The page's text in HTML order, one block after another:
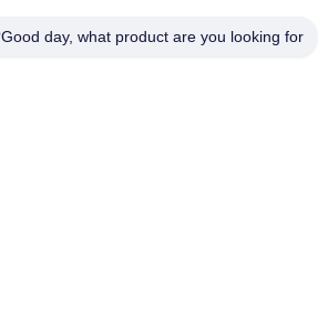
Good day, what product are you looking for?